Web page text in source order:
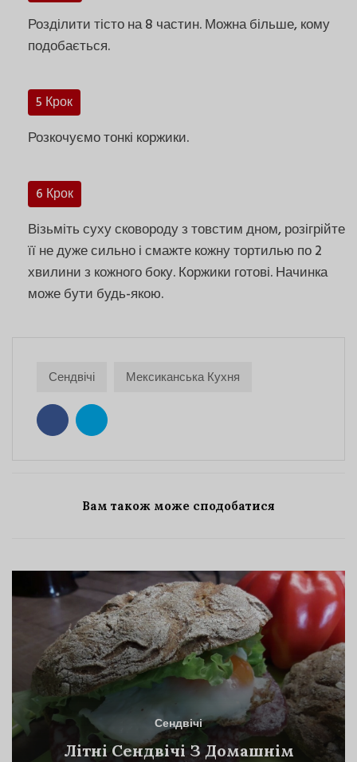
Розділити тісто на 8 частин. Можна більше, кому
подобається.
5 Крок
Розкочуємо тонкі коржики.
6 Крок
Візьміть суху сковороду з товстим дном, розігрійте
її не дуже сильно і смажте кожну тортилью по 2
хвилини з кожного боку. Коржики готові. Начинка
може бути будь-якою.
Сендвічі Мексиканська Кухня
Вам також може сподобатися
Сендвічі
Літні Сендвічі З Домашнім